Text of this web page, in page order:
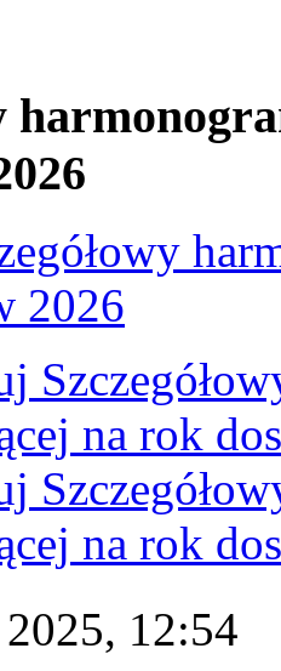
2026
na rok
na rok
12:54